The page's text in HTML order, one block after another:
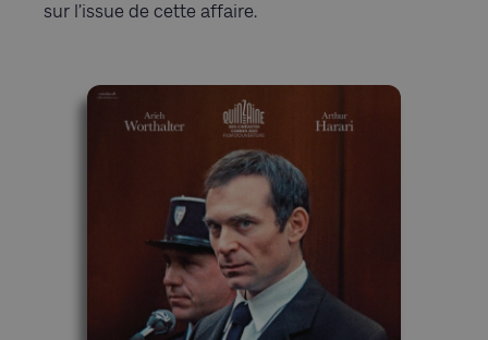
sur l’issue de cette affaire.